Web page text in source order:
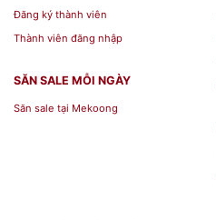
Đăng ký thành viên
Thành viên đăng nhập
SĂN SALE MỖI NGÀY
Săn sale tại Mekoong